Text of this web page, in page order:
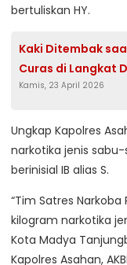
bertuliskan HY.
Kaki Ditembak
Curas di Langkat
Senpi Disita
Kamis, 23 April 2026
Ungkap Kapolres
narkotika jenis
berinisial IB alias S.
“Tim Satres
kilogram narkotika
Kota Madya
Kapolres Asahan,